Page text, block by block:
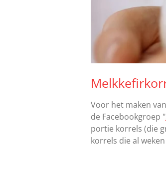
Voor het maken
de Facebookgroep "
portie korrels (die
korrels die al